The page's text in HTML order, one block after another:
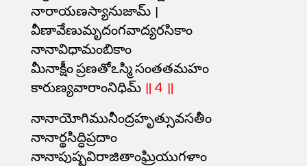
నారాయణస్యానుజామ్ ।
వీణావేణుమృదంగవాద్యరసికాం
నానావిధామంబికాం
మీనాక్షీం ప్రణతోఽస్మి సంతతమహం
కారుణ్యవారాంనిధిమ్ ॥ 4 ॥
నానాయోగిమునీంద్రహృత్సువసతీం
నానార్థసిద్ధిప్రదాం
నానాపుష్పవిరాజితాంఘ్రియుగళాం